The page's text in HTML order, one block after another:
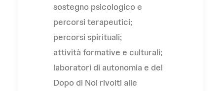
sostegno psicologico e
percorsi terapeutici;
percorsi spirituali;
attività formative e culturali;
laboratori di autonomia e del
Dopo di Noi rivolti alle